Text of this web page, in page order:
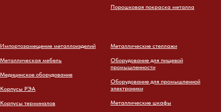
Порошковая покраска металла
Импортозамещение металлоизделий
Металлическая мебель
Медицинское оборудование
Корпусы РЭА
Корпусы терминалов
Металлические стеллажи
Оборудование для пищевой
промышленности
Оборудование для промышленной
электроники
Металлические шкафы